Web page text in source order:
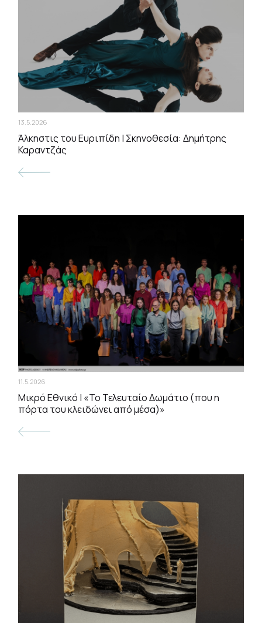
13.5.2026
Άλκηστις του Ευριπίδη | Σκηνοθεσία: Δημήτρης
Καραντζάς
11.5.2026
Μικρό Εθνικό | «Το Τελευταίο Δωμάτιο (που η
πόρτα του κλειδώνει από μέσα)»